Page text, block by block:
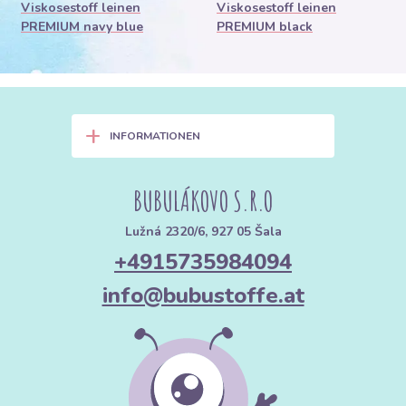
Viskosestoff leinen
PREMIUM navy blue
Viskosestoff leinen
PREMIUM black
+ INFORMATIONEN
BUBULÁKOVO S.R.O
Lužná 2320/6, 927 05 Šala
+4915735984094
info@bubustoffe.at